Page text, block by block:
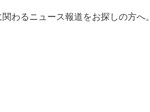
わるニュース報道をお探しの方へ。